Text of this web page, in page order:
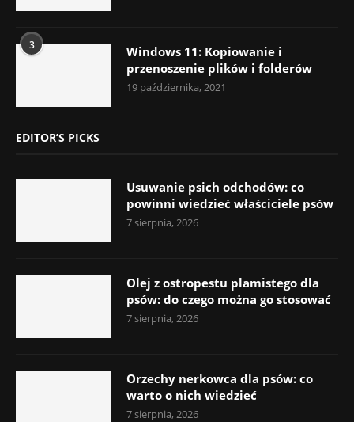
3
Windows 11: Kopiowanie i
przenoszenie plików i folderów
19 października, 2021
EDITOR’S PICKS
Usuwanie psich odchodów: co
powinni wiedzieć właściciele psów
7 sierpnia, 2026
Olej z ostropestu plamistego dla
psów: do czego można go stosować
7 sierpnia, 2026
Orzechy nerkowca dla psów: co
warto o nich wiedzieć
7 sierpnia, 2026